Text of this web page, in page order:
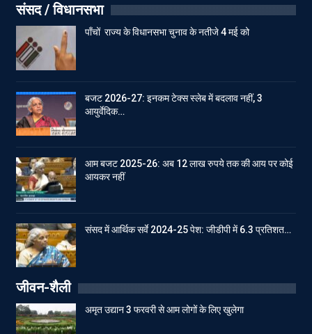
संसद / विधानसभा
पाँचों राज्य के विधानसभा चुनाव के नतीजे 4 मई को
बजट 2026-27: इनकम टेक्स स्लेब में बदलाव नहीं, 3
आयुर्वेदिक…
आम बजट 2025-26: अब 12 लाख रुपये तक की आय पर कोई
आयकर नहीं
संसद में आर्थिक सर्वे 2024-25 पेश: जीडीपी में 6.3 प्रतिशत…
जीवन-शैली
अमृत उद्यान 3 फरवरी से आम लोगों के लिए खुलेगा